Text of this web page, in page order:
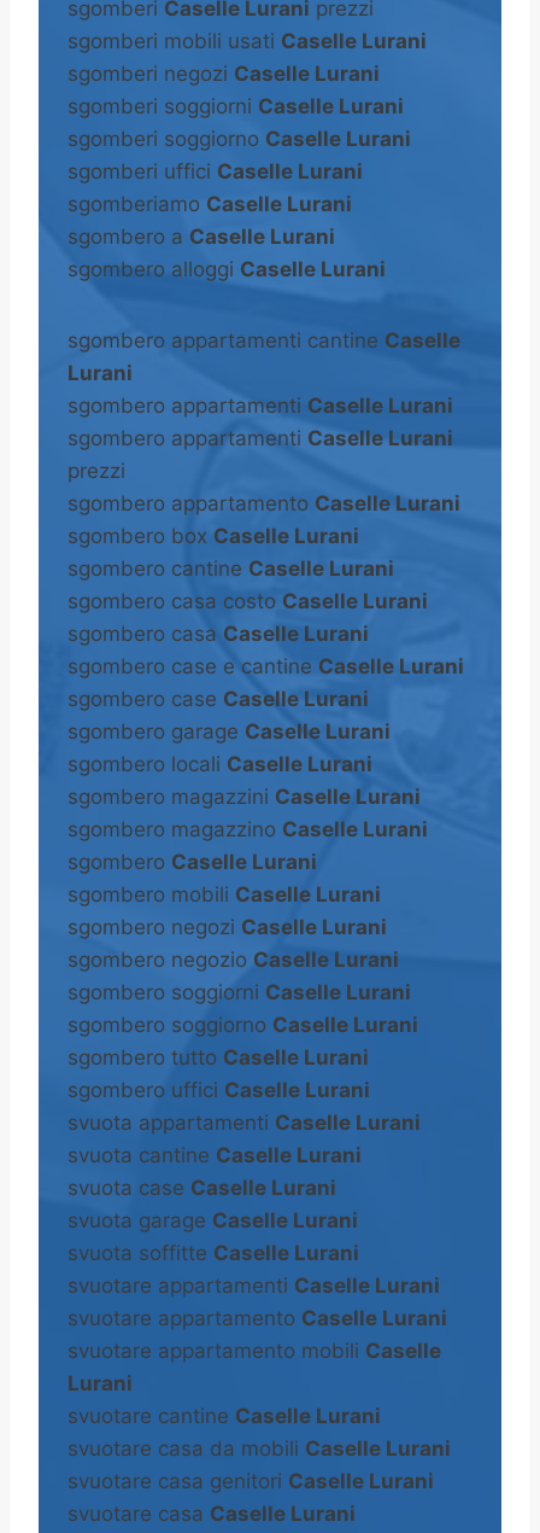
sgomberi Caselle Lurani prezzi
sgomberi mobili usati Caselle Lurani
sgomberi negozi Caselle Lurani
sgomberi soggiorni Caselle Lurani
sgomberi soggiorno Caselle Lurani
sgomberi uffici Caselle Lurani
sgomberiamo Caselle Lurani
sgombero a Caselle Lurani
sgombero alloggi Caselle Lurani
sgombero appartamenti cantine Caselle
Lurani
sgombero appartamenti Caselle Lurani
sgombero appartamenti Caselle Lurani
prezzi
sgombero appartamento Caselle Lurani
sgombero box Caselle Lurani
sgombero cantine Caselle Lurani
sgombero casa costo Caselle Lurani
sgombero casa Caselle Lurani
sgombero case e cantine Caselle Lurani
sgombero case Caselle Lurani
sgombero garage Caselle Lurani
sgombero locali Caselle Lurani
sgombero magazzini Caselle Lurani
sgombero magazzino Caselle Lurani
sgombero Caselle Lurani
sgombero mobili Caselle Lurani
sgombero negozi Caselle Lurani
sgombero negozio Caselle Lurani
sgombero soggiorni Caselle Lurani
sgombero soggiorno Caselle Lurani
sgombero tutto Caselle Lurani
sgombero uffici Caselle Lurani
svuota appartamenti Caselle Lurani
svuota cantine Caselle Lurani
svuota case Caselle Lurani
svuota garage Caselle Lurani
svuota soffitte Caselle Lurani
svuotare appartamenti Caselle Lurani
svuotare appartamento Caselle Lurani
svuotare appartamento mobili Caselle
Lurani
svuotare cantine Caselle Lurani
svuotare casa da mobili Caselle Lurani
svuotare casa genitori Caselle Lurani
svuotare casa Caselle Lurani